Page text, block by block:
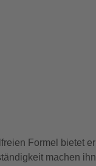
Formel bietet er
machen ihn